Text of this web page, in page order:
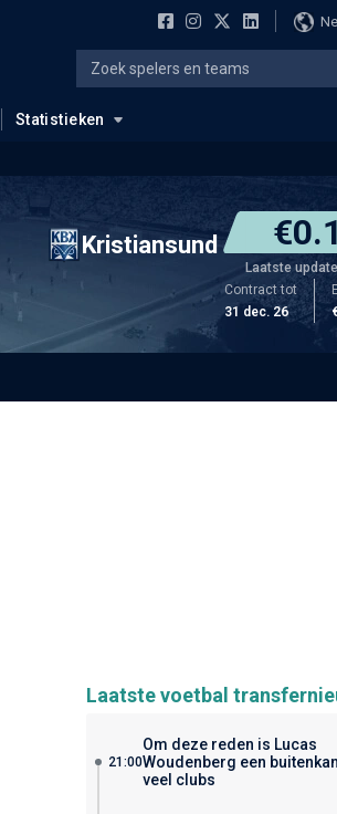
Statistieken
Kristiansund
Laatste
Contract tot
31 dec. 26
Laatste voetbal
21:00
Om deze reden is Lucas
Woudenberg een
veel clubs